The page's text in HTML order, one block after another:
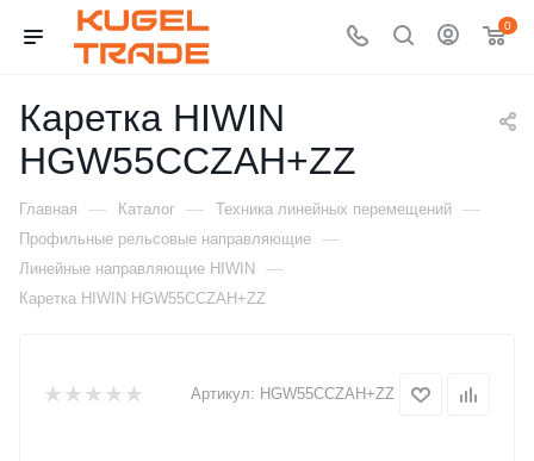
0
Каретка HIWIN
HGW55CCZAH+ZZ
Главная — Каталог — Техника линейных перемещений —
Профильные рельсовые направляющие —
Линейные направляющие HIWIN —
Каретка HIWIN HGW55CCZAH+ZZ
Артикул: HGW55CCZAH+ZZ